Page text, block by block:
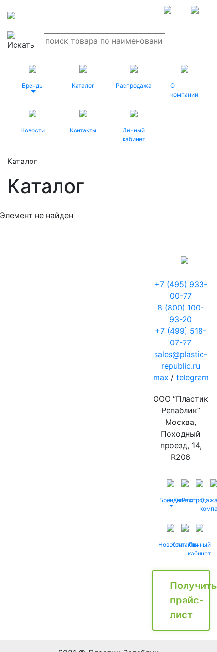
Бренды Каталог Распродажа
О
компании
Новости Контакты
Личный
кабинет
Каталог
Каталог
Элемент не найден
+7 (495) 933-
00-77
8 (800) 100-
93-20
+7 (499) 518-
07-77
sales@plastic-
republic.ru
max / telegram
ООО “Пластик
Репаблик”
Москва,
Походный
проезд, 14,
R206
БрендыКаталог
Распродажа
О
НовостиКонтактыЛичный
кабинет
Получить
прайс-
лист